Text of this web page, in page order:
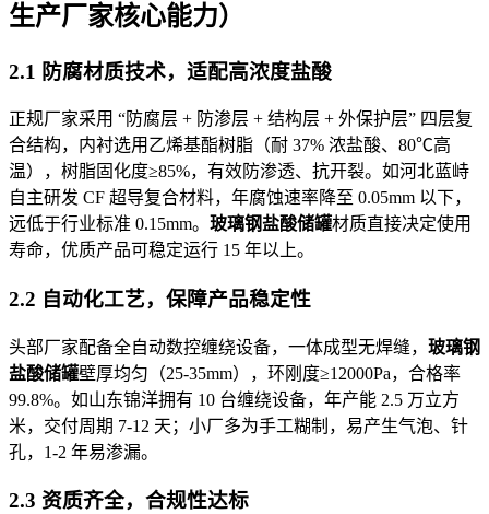
生产厂家核心能力）
2.1 防腐材质技术，适配高浓度盐酸
正规厂家采用 “防腐层 + 防渗层 + 结构层 + 外保护层” 四层复
合结构，内衬选用乙烯基酯树脂（耐 37% 浓盐酸、80℃高
温），树脂固化度≥85%，有效防渗透、抗开裂。如河北蓝峙
自主研发 CF 超导复合材料，年腐蚀速率降至 0.05mm 以下，
远低于行业标准 0.15mm。 玻璃钢盐酸储罐材质直接决定使用
寿命，优质产品可稳定运行 15 年以上。
2.2 自动化工艺，保障产品稳定性
头部厂家配备全自动数控缠绕设备，一体成型无焊缝， 玻璃钢
盐酸储罐壁厚均匀（25-35mm），环刚度≥12000Pa，合格率
99.8%。如山东锦洋拥有 10 台缠绕设备，年产能 2.5 万立方
米，交付周期 7-12 天；小厂多为手工糊制，易产生气泡、针
孔，1-2 年易渗漏。
2.3 资质齐全，合规性达标